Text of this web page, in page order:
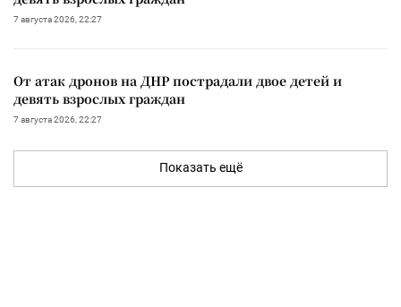
7 августа 2026, 22:27
От атак дронов на ДНР пострадали двое детей и
девять взрослых граждан
7 августа 2026, 22:27
Показать ещё